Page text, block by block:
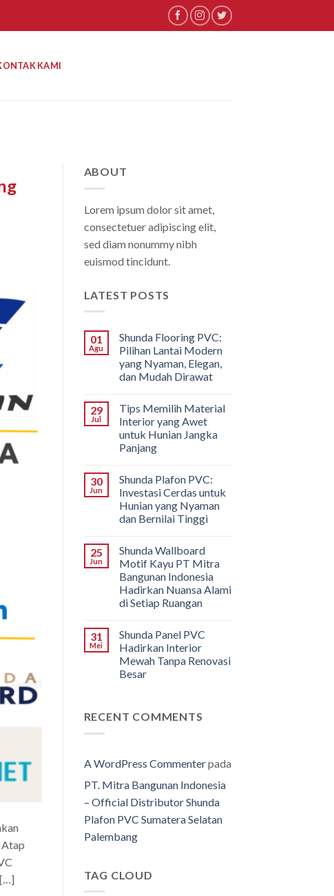
KAMI
Atap
ABOUT
Lorem ipsum dolor sit amet,
consectetuer adipiscing elit,
sed diam nonummy nibh
euismod tincidunt.
LATEST POSTS
01
Agu
Shunda Flooring PVC:
Pilihan Lantai Modern
yang Nyaman, Elegan,
dan Mudah Dirawat
29
Jul
Tips Memilih Material
Interior yang Awet
untuk Hunian Jangka
Panjang
30
Jun
Shunda Plafon PVC:
Investasi Cerdas untuk
Hunian yang Nyaman
dan Bernilai Tinggi
25
Jun
Shunda Wallboard
Motif Kayu PT Mitra
Bangunan Indonesia
Hadirkan Nuansa Alami
di Setiap Ruangan
31
Mei
Shunda Panel PVC
Hadirkan Interior
Mewah Tanpa Renovasi
Besar
RECENT COMMENTS
A WordPress Commenterpada
PT. Mitra Bangunan Indonesia
– Official Distributor Shunda
Plafon PVC Sumatera Selatan
Palembang
TAG CLOUD